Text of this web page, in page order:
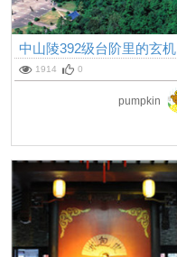
中山陵392级台阶里的玄机
1914 0
pumpkin